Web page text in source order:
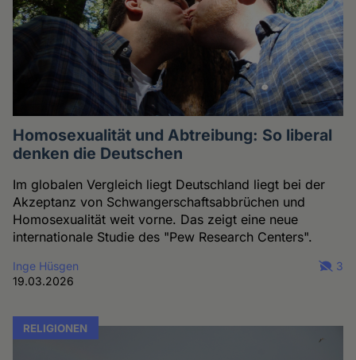
Homosexualität und Abtreibung: So liberal
denken die Deutschen
Im globalen Vergleich liegt Deutschland liegt bei der
Akzeptanz von Schwangerschaftsabbrüchen und
Homosexualität weit vorne. Das zeigt eine neue
internationale Studie des "Pew Research Centers".
Inge Hüsgen
19.03.2026
3
RELIGIONEN